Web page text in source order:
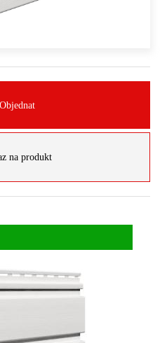
Objednat
na produkt